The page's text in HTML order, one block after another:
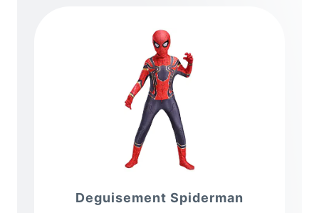
Deguisement Spiderman